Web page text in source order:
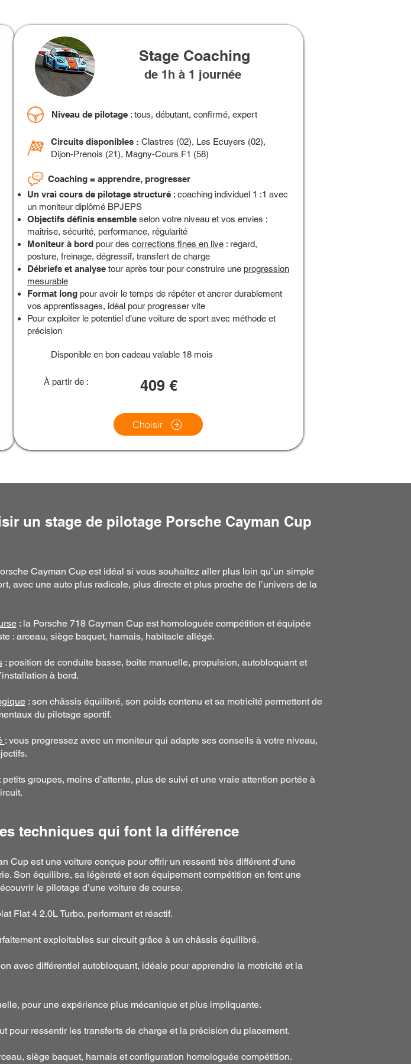
Stage Coaching
de 1h à 1 journée
Niveau de pilotage : tous, débutant, confirmé, expert
Circuits disponibles : Clastres (02), Les Ecuyers (02),
Dijon-Prenois (21), Magny-Cours F1 (58)
Coaching = apprendre, progresser
Un vrai cours de pilotage structuré : coaching individuel 1 :1 avec
un moniteur diplômé BPJEPS
Objectifs définis ensemble selon votre niveau et vos envies :
maîtrise, sécurité, performance, régularité
Moniteur à bord pour des corrections fines en live : regard,
posture, freinage, dégressif, transfert de charge
Débriefs et analyse tour après tour pour construire une progression
mesurable
Format long pour avoir le temps de répéter et ancrer durablement
vos apprentissages, idéal pour progresser vite
Pour exploiter le potentiel d’une voiture de sport avec méthode et
précision
Disponible en bon cadeau valable 18 mois
À partir de : 409 €
Choisir
un stage de pilotage Porsche Cayman Cup
Cayman Cup est idéal si vous souhaitez aller plus loin qu’un simple
avec une auto plus radicale, plus directe et plus proche de l’univers de la
: la Porsche 718 Cayman Cup est homologuée compétition et équipée
: arceau, siège baquet, harnais, habitacle allégé.
: position de conduite basse, boîte manuelle, propulsion, autobloquant et
à bord.
: son châssis équilibré, son poids contenu et sa motricité permettent de
du pilotage sportif.
: vous progressez avec un moniteur qui adapte ses conseils à votre niveau,
groupes, moins d’attente, plus de suivi et une vraie attention portée à
techniques qui font la différence
Cup est une voiture conçue pour offrir un ressenti très différent d’une
Son équilibre, sa légèreté et son équipement compétition en font une
le pilotage d’une voiture de course.
Flat 4 2.0L Turbo, performant et réactif.
exploitables sur circuit grâce à un châssis équilibré.
avec différentiel autobloquant, idéale pour apprendre la motricité et la
pour une expérience plus mécanique et plus impliquante.
pour ressentir les transferts de charge et la précision du placement.
siège baquet, harnais et configuration homologuée compétition.